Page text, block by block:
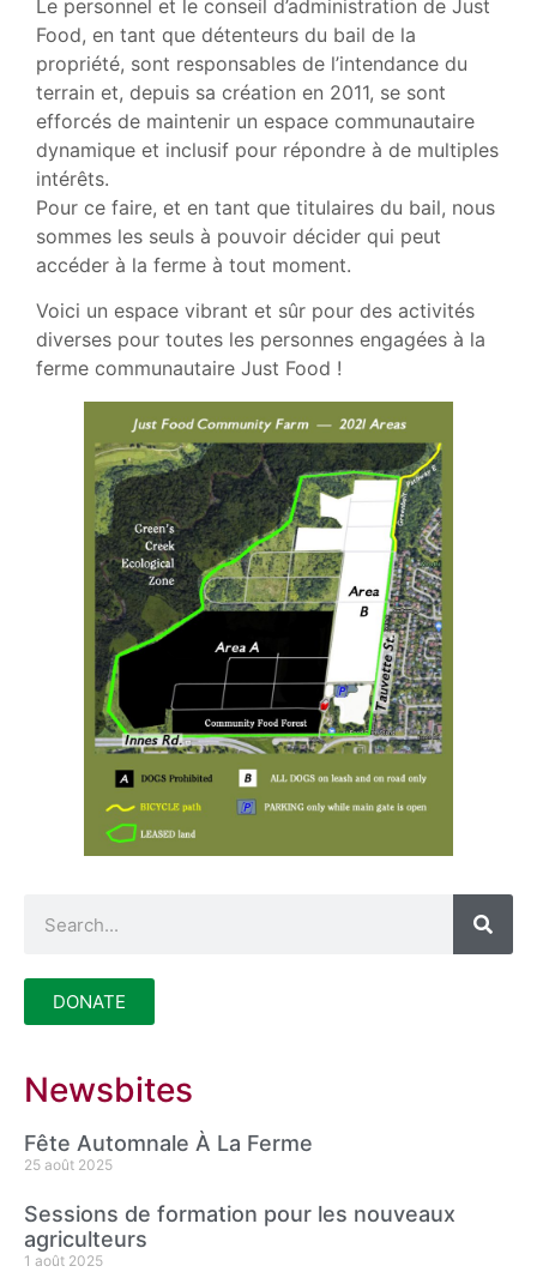
Le personnel et le conseil d’administration de Just
Food, en tant que détenteurs du bail de la
propriété, sont responsables de l’intendance du
terrain et, depuis sa création en 2011, se sont
efforcés de maintenir un espace communautaire
dynamique et inclusif pour répondre à de multiples
intérêts.
Pour ce faire, et en tant que titulaires du bail, nous
sommes les seuls à pouvoir décider qui peut
accéder à la ferme à tout moment.
Voici un espace vibrant et sûr pour des activités
diverses pour toutes les personnes engagées à la
ferme communautaire Just Food !
DONATE
Newsbites
Fête Automnale À La Ferme
25 août 2025
Sessions de formation pour les nouveaux
agriculteurs
1 août 2025